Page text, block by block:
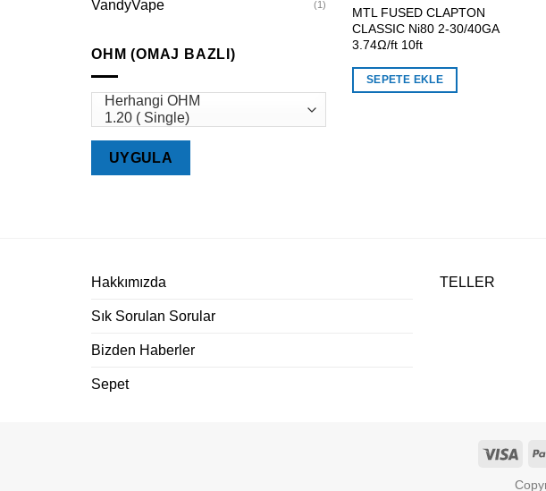
VandyVape (1)
OHM (OMAJ BAZLI)
UYGULA
MTL FUSED CLAPTON
CLASSIC Ni80 2-30/40GA
3.74Ω/ft 10ft
SEPETE EKLE
Hakkımızda
Sık Sorulan Sorular
Bizden Haberler
Sepet
TELLER